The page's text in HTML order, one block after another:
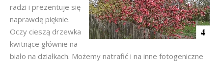
radzi i prezentuje się
naprawdę pięknie.
Oczy cieszą drzewka
kwitnące głównie na
biało na działkach. Możemy natrafić i na inne fotogeniczne